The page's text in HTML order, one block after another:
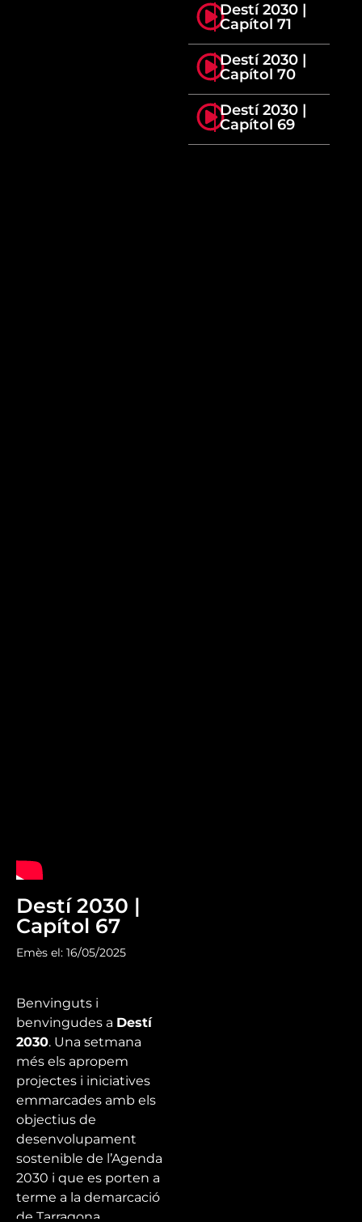
Destí 2030 |
Capítol 67
Emès el: 16/05/2025
Benvinguts i
benvingudes a Destí
2030. Una setmana
més els apropem
projectes i iniciatives
emmarcades amb els
objectius de
desenvolupament
sostenible de l’Agenda
2030 i que es porten a
terme a la demarcació
de Tarragona.
Destí 2030 |
Capítol 71
Destí 2030 |
Capítol 70
Destí 2030 |
Capítol 69